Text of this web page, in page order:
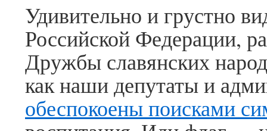
Удивительно и грустно
Российской Федерации,
Дружбы славянских
как наши депутаты и
обеспокоены поисками